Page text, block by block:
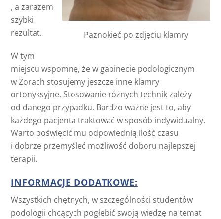
Paznokieć po zdjęciu klamry
, a zarazem
szybki
rezultat.
W tym
miejscu wspomnę, że w gabinecie podologicznym
w Żorach stosujemy jeszcze inne klamry
ortonyksyjne. Stosowanie różnych technik zależy
od danego przypadku. Bardzo ważne jest to, aby
każdego pacjenta traktować w sposób indywidualny.
Warto poświęcić mu odpowiednią ilość czasu
i dobrze przemyśleć możliwość doboru najlepszej
terapii.
INFORMACJE DODATKOWE:
Wszystkich chętnych, w szczególności studentów
podologii chcących pogłębić swoją wiedzę na temat